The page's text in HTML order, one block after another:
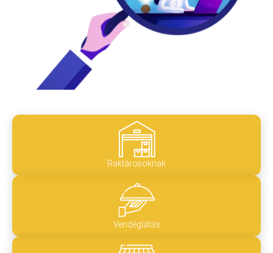
Raktárosoknak
Vendéglátás